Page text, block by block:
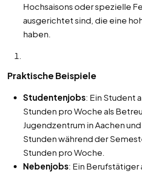
Hochsaisons oder spezielle
ausgerichtet sind, die eine
haben.
Praktische Beispiele
Studentenjobs: Ein Student
Stunden pro Woche als
Jugendzentrum in Aachen
Stunden während der
Stunden pro Woche.
Nebenjobs: Ein